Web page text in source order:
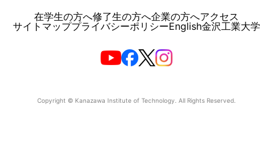
在学生の方へ修了生の方へ企業の方へアクセス
サイトマッププライバシーポリシーEnglish金沢工業大学
Copyright © Kanazawa Institute of Technology. All Rights Reserved.